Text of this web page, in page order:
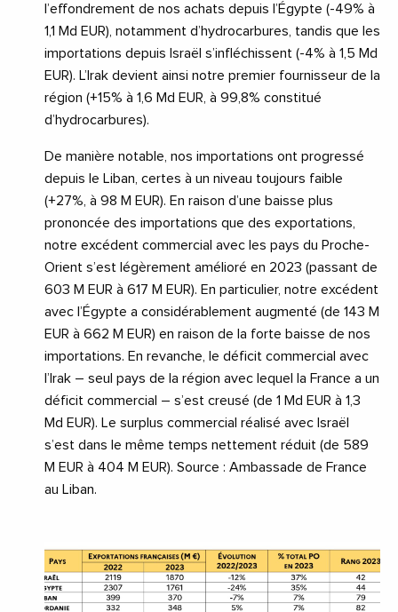
l’effondrement de nos achats depuis l’Égypte (-49% à
1,1 Md EUR), notamment d’hydrocarbures, tandis que les
importations depuis Israël s’infléchissent (-4% à 1,5 Md
EUR). L’Irak devient ainsi notre premier fournisseur de la
région (+15% à 1,6 Md EUR, à 99,8% constitué
d’hydrocarbures).
De manière notable, nos importations ont progressé
depuis le Liban, certes à un niveau toujours faible
(+27%, à 98 M EUR). En raison d’une baisse plus
prononcée des importations que des exportations,
notre excédent commercial avec les pays du Proche-
Orient s’est légèrement amélioré en 2023 (passant de
603 M EUR à 617 M EUR). En particulier, notre excédent
avec l’Égypte a considérablement augmenté (de 143 M
EUR à 662 M EUR) en raison de la forte baisse de nos
importations. En revanche, le déficit commercial avec
l’Irak – seul pays de la région avec lequel la France a un
déficit commercial – s’est creusé (de 1 Md EUR à 1,3
Md EUR). Le surplus commercial réalisé avec Israël
s’est dans le même temps nettement réduit (de 589
M EUR à 404 M EUR). Source : Ambassade de France
au Liban.